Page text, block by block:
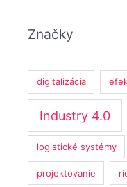
Značky
digitalizácia
Industry 4.0
logistické systémy
projektovanie